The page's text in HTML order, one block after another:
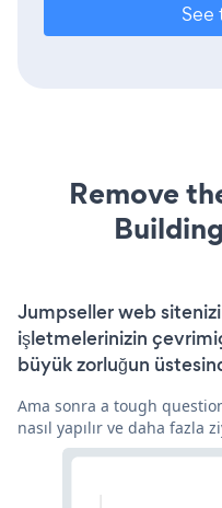
See
Remove
Jumpseller web sitenizi
işletmelerinizin
büyük zorluğun
Ama sonra a tough
nasıl yapılır ve daha fazla